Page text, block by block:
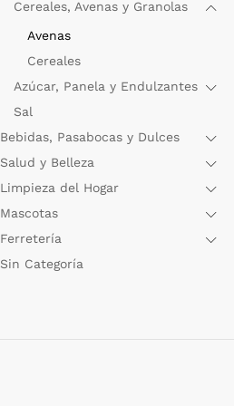
Cereales, Avenas y Granolas
Avenas
Cereales
Azúcar, Panela y Endulzantes
Sal
Bebidas, Pasabocas y Dulces
Salud y Belleza
Limpieza del Hogar
Mascotas
Ferretería
Sin Categoría